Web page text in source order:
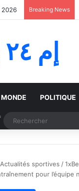
2026 Breaking News
إم ٢٤ برس
MONDE POLITIQUE
Actualités sportives /
pour l’équipe